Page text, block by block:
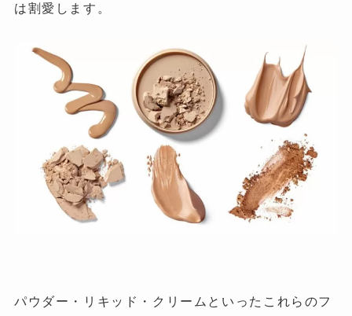
は割愛します。
パウダー・リキッド・クリームといったこれらのフ